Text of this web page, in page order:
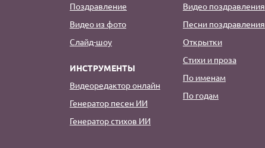
Поздравление
Видео из фото
Слайд-шоу
ИНСТРУМЕНТЫ
Видеоредактор онлайн
Генератор песен ИИ
Генератор стихов ИИ
Видео поздравления
Песни поздравления
Открытки
Стихи и проза
По именам
По годам